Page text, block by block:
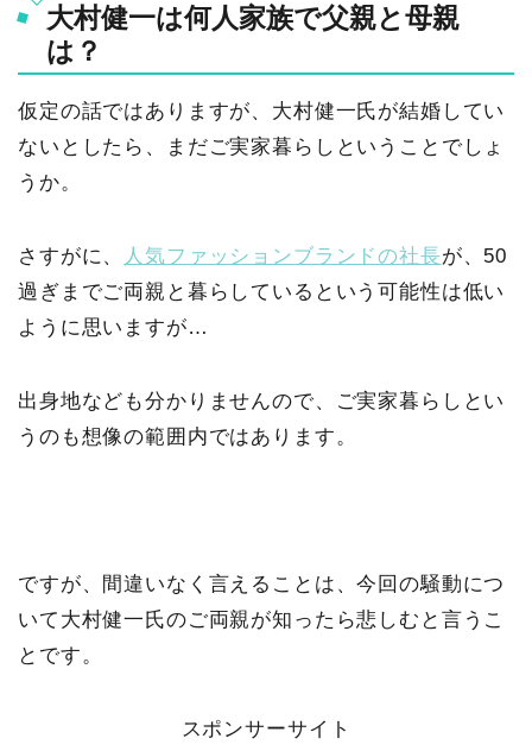
大村健一は何人家族で父親と母親
は？
仮定の話ではありますが、大村健一氏が結婚してい
ないとしたら、まだご実家暮らしということでしょ
うか。
さすがに、 人気ファッションブランドの社長が、50
過ぎまでご両親と暮らしているという可能性は低い
ように思いますが…
出身地なども分かりませんので、ご実家暮らしとい
うのも想像の範囲内ではあります。
ですが、間違いなく言えることは、今回の騒動につ
いて大村健一氏のご両親が知ったら悲しむと言うこ
とです。
スポンサーサイト